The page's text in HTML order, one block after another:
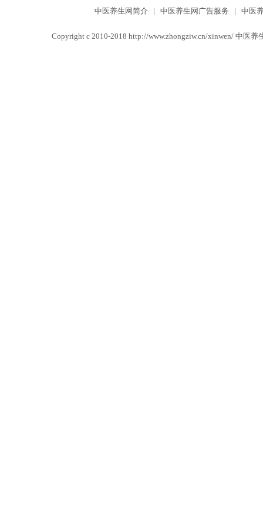
中医养生网简介 | 中医养生网广告服务 | 中医
Copyright c 2010-2018 http://www.zhongziw.cn/xinwen/ 中医